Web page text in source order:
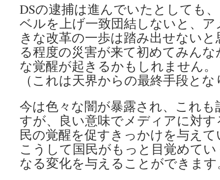
DSの逮捕は進んでいたとしても
ベルを上げ一致団結しないと、
きな改革の一歩は踏み出せない
る程度の災害が来て初めてみん
な覚醒が起きるかもしれません。
（これは天界からの最終手段と
今は色々な闇が暴露され、これ
すが、良い意味でメディアに対
民の覚醒を促すきっかけを与え
こうして国民がもっと目覚めて
なる変化を与えることができます